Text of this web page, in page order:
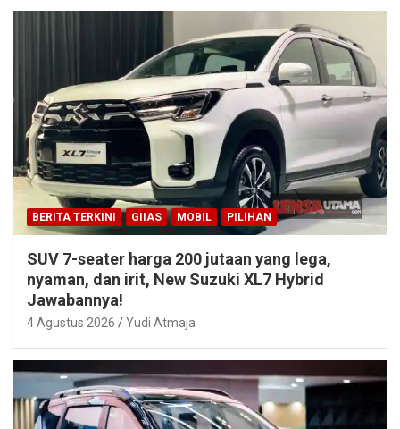
BERITA TERKINI GIIAS MOBIL PILIHAN
SUV 7-seater harga 200 jutaan yang lega,
nyaman, dan irit, New Suzuki XL7 Hybrid
Jawabannya!
4 Agustus 2026 Yudi Atmaja